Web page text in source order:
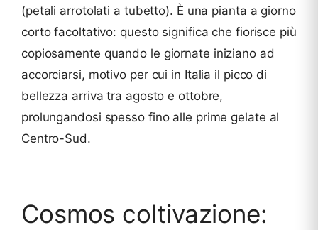
(petali arrotolati a tubetto). È una pianta a giorno
corto facoltativo: questo significa che fiorisce più
copiosamente quando le giornate iniziano ad
accorciarsi, motivo per cui in Italia il picco di
bellezza arriva tra agosto e ottobre,
prolungandosi spesso fino alle prime gelate al
Centro-Sud.
Cosmos coltivazione: